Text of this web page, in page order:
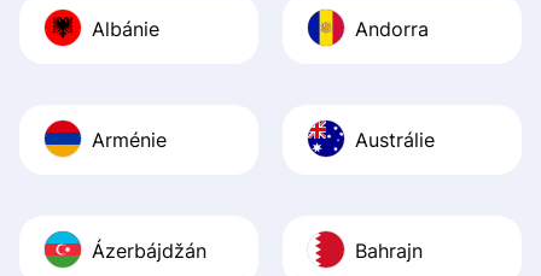
Recommend it!
Albánie Andorra
Arménie Austrálie
Ázerbájdžán Bahrajn